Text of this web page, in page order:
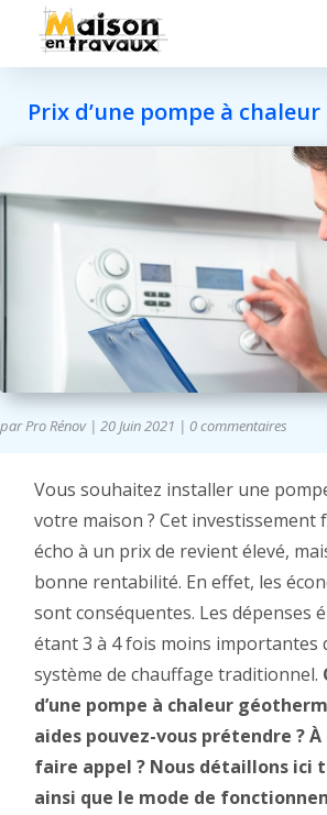
Prix d’une pompe à
parPro Rénov| 20 Juin 2021 | 0 commentaires
Vous souhaitez installer une
votre maison ? Cet investissement
écho à un prix de revient élevé,
bonne rentabilité. En effet, les
sont conséquentes. Les dépenses
étant 3 à 4 fois moins importantes
système de chauffage traditionnel.
d’une pompe à chaleur
aides pouvez-vous prétendre ?
faire appel ? Nous détaillons ici
ainsi que le mode de